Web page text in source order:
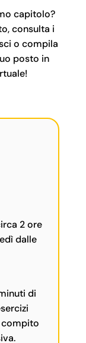
capitolo?
consulta i
o compila
posto in
2 ore
dalle
di